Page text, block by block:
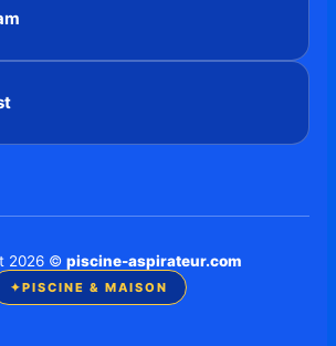
2026 © piscine-aspirateur.com
✦PISCINE & MAISON